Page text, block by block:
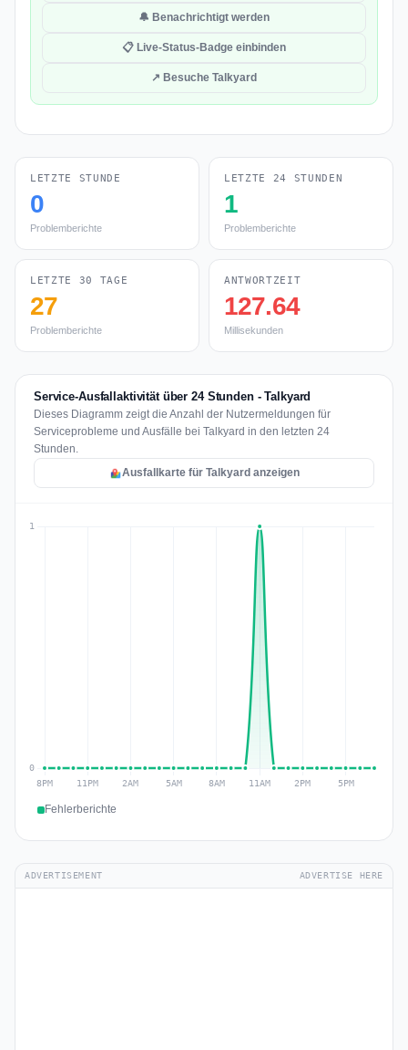
🔔 Benachrichtigt werden
📋 Live-Status-Badge einbinden
↗ Besuche Talkyard
LETZTE STUNDE
0
Problemberichte
LETZTE 24 STUNDEN
1
Problemberichte
LETZTE 30 TAGE
27
Problemberichte
ANTWORTZEIT
127.64
Millisekunden
Service-Ausfallaktivität über 24 Stunden - Talkyard
Dieses Diagramm zeigt die Anzahl der Nutzermeldungen für
Serviceprobleme und Ausfälle bei Talkyard in den letzten 24
Stunden.
Ausfallkarte für Talkyard anzeigen
Fehlerberichte
ADVERTISEMENT ADVERTISE HERE